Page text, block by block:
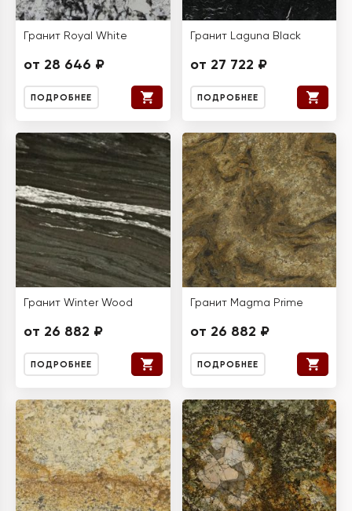
Гранит Royal White
от 28 646 ₽
ПОДРОБНЕЕ
Гранит Laguna Black
от 27 722 ₽
ПОДРОБНЕЕ
Гранит Winter Wood
от 26 882 ₽
ПОДРОБНЕЕ
Гранит Magma Prime
от 26 882 ₽
ПОДРОБНЕЕ